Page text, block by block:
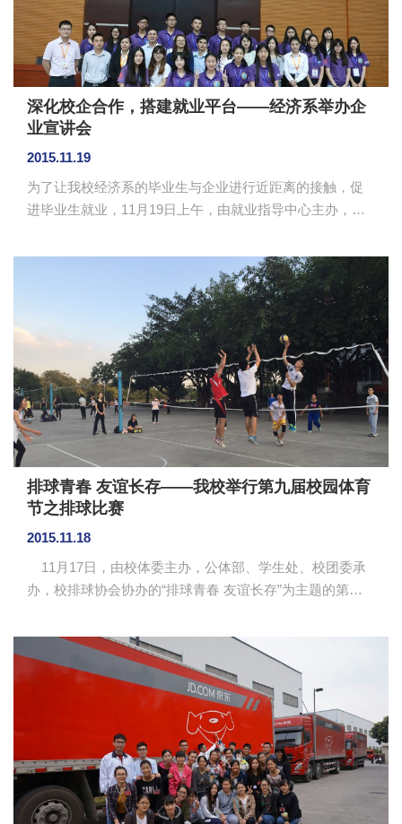
验...
深化校企合作，搭建就业平台——经济系举办企
业宣讲会
2015.11.19
为了让我校经济系的毕业生与企业进行近距离的接触，促
进毕业生就业，11月19日上午，由就业指导中心主办，经
企业有广州善庆投资有限公司、广州日昱物流有限公司、
润泓集团有限公司、广东企讯控股有限公司、广州蓝月亮
实业有限公司。经济系主任袁泽沛主任、系党支部书记陆
川、系团委书记黄菲菲、系学生会指导老师范英琦老师、
15级辅导员胡岩老师出席了宣讲会。 首先宣讲的企业
是广州善庆投资有限公司，主讲的企业人事部白总为学生
介绍了公司的成长背景、工作态度、融...
排球青春 友谊长存——我校举行第九届校园体育
节之排球比赛
2015.11.18
11月17日，由校体委主办，公体部、学生处、校团委承
办，校排球协会协办的“排球青春 友谊长存”为主题的第九
我校团委书记何柏略、副书记高建辉及现场观众观看了半
决赛及决赛。 本次活动自开展以来，各单位积极响应，
来自各院系的124名运动员组成10支队伍，通过淘汰赛的形
式进行比拼，比赛历时一个多月，冠亚季军之战终于来
临。冠、亚、季军之争同时上演，两场比赛各自呈现自己
的精彩。冠亚军对阵时，法律系气势高涨，以25:17的绝对
优势比分拿...